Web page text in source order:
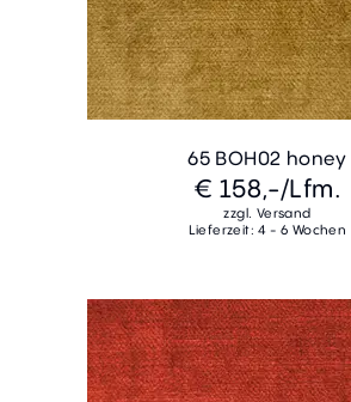
65 BOH02 honey
€ 158,-/Lfm.
zzgl. Versand
Lieferzeit: 4 - 6 Wochen